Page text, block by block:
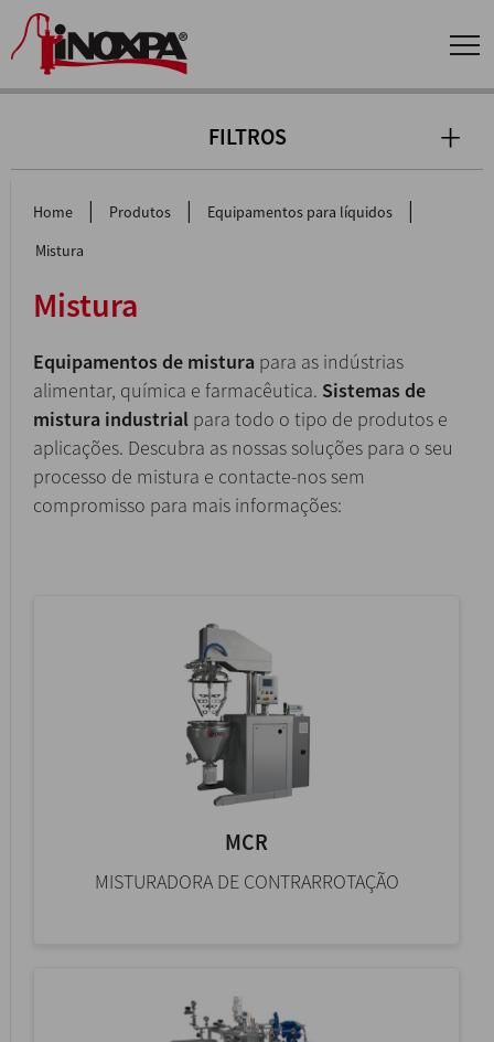
FILTROS
Home | Produtos | Equipamentos para líquidos |
Mistura
Mistura
Equipamentos de mistura para as indústrias
alimentar, química e farmacêutica. Sistemas de
mistura industrial para todo o tipo de produtos e
aplicações. Descubra as nossas soluções para o seu
processo de mistura e contacte-nos sem
compromisso para mais informações:
MCR
MISTURADORA DE CONTRARROTAÇÃO